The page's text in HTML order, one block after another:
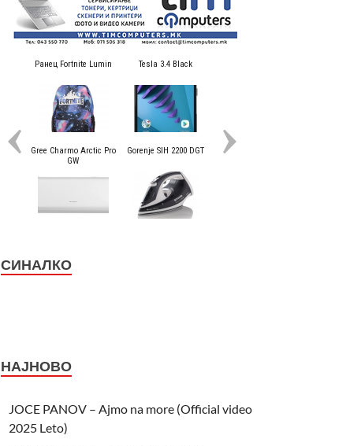
СИНАЛКО
НАЈНОВО
JOCE PANOV – Ajmo na more (Official video
2025 Leto)